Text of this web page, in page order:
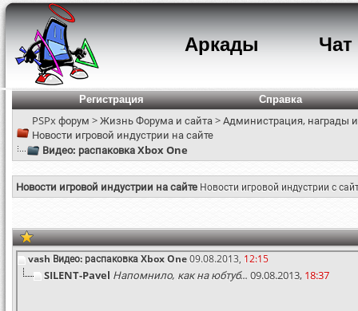
Аркады Чат
Регистрация Справка
PSPx форум >Жизнь Форума и сайта>Администрация, награды
Новости игровой индустрии на сайте
Видео: распаковка Xbox One
Новости игровой индустрии на сайтеНовости игровой индустрии с
vash Видео: распаковка Xbox One09.08.2013, 12:15
SILENT-Pavel Напомнило, как на юбтуб... 09.08.2013, 18:37